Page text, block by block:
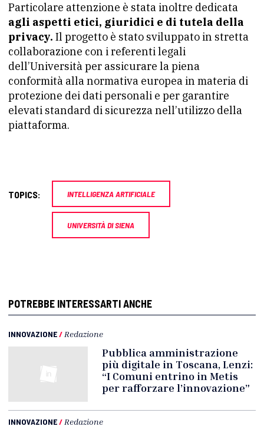
Particolare attenzione è stata inoltre dedicata
agli aspetti etici, giuridici e di tutela della
privacy. Il progetto è stato sviluppato in stretta
collaborazione con i referenti legali
dell’Università per assicurare la piena
conformità alla normativa europea in materia di
protezione dei dati personali e per garantire
elevati standard di sicurezza nell’utilizzo della
piattaforma.
TOPICS: INTELLIGENZA ARTIFICIALE
UNIVERSITÀ DI SIENA
POTREBBE INTERESSARTI ANCHE
INNOVAZIONE/ Redazione
Pubblica amministrazione
più digitale in Toscana, Lenzi:
“I Comuni entrino in Metis
per rafforzare l’innovazione”
INNOVAZIONE/ Redazione